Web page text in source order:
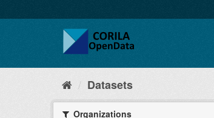
Datasets
Organizations